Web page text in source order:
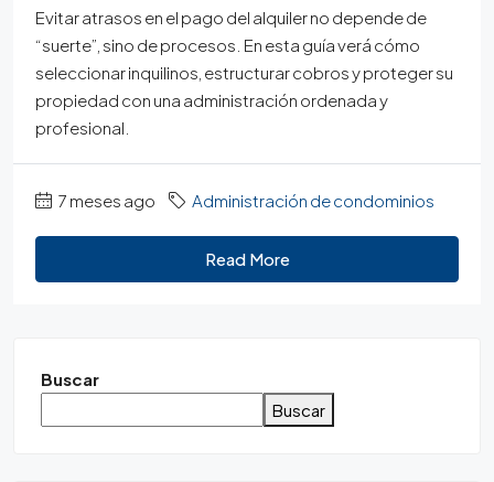
Evitar atrasos en el pago del alquiler no depende de
“suerte”, sino de procesos. En esta guía verá cómo
seleccionar inquilinos, estructurar cobros y proteger su
propiedad con una administración ordenada y
profesional.
7 meses ago Administración de condominios
Read More
Buscar
Buscar